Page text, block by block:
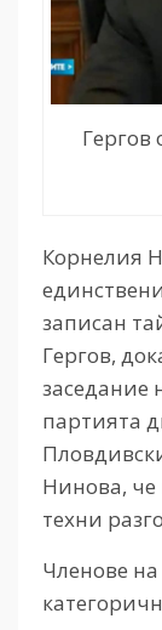
Гергов
Корнелия
записан
Гергов,
заседание
партията
Нинова, че
техни
Членове